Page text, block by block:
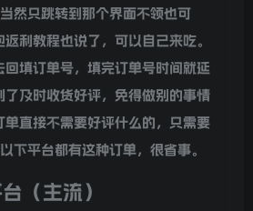
然只跳转到那个界面不领也可
利教程也说了，可以自己来吃。
填订单号，填完订单号时间就延
了及时收货好评，免得做别的事情
单直接不需要好评什么的，只需要
下平台都有这种订单，很省事。
（主流）